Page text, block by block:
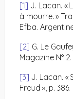
[1] J. Lacan. «
à mourre. »
Efba.
[2] G. Le
Magazine N°
[3] J. Lacan. «
Freud », p.